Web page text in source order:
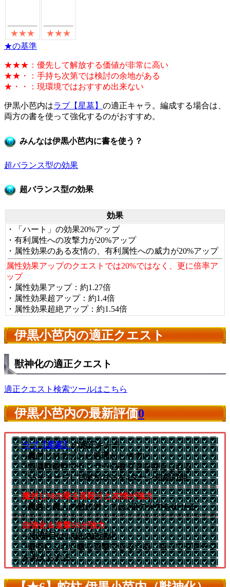
★の基準
★★★：優先して解放する価値が非常に高い
★★・：手持ち次第では検討の余地がある
★・・：現環境ではおすすめ出来ない
伊黒小芭内はラブ【星墓】 の適正キャラ。編成する場合は、
両方の書を使って強化するのがおすすめ。
みんなは伊黒小芭内に書を使う？
超バランス型の効果
超バランス型の効果
効果
・「ハート」の効果20%アップ
・有利属性への攻撃力が20%アップ
・属性効果のある友情の、有利属性への威力が20%アップ
属性効果アップのクエストでは20%ではなく、更に倍率ア
ップ
・属性効果アップ：約1.27倍
・属性効果超アップ：約1.4倍
・属性効果超絶アップ：約1.54倍
伊黒小芭内の適正クエスト
獣神化の適正クエスト
適正クエスト検索ツールはこちら
伊黒小芭内の最新評価0
ラブ【星墓】の適正キャラ
└魔封じMでゾンビ処理がしやすい
└無属性耐性でセンサーの被ダメを抑えられる
└SSチャージLで味方のSSを4ターン短縮可能
魔封じMの乗る直殴りと友情が強力
└魔族と魔人の敵に対しては2倍の火力を出せる
自強化＆追撃SSが強力
└2段階目は2.5倍の自強化
└最初にふれた敵を追撃できるため、狙ってダメージ
を与えられる